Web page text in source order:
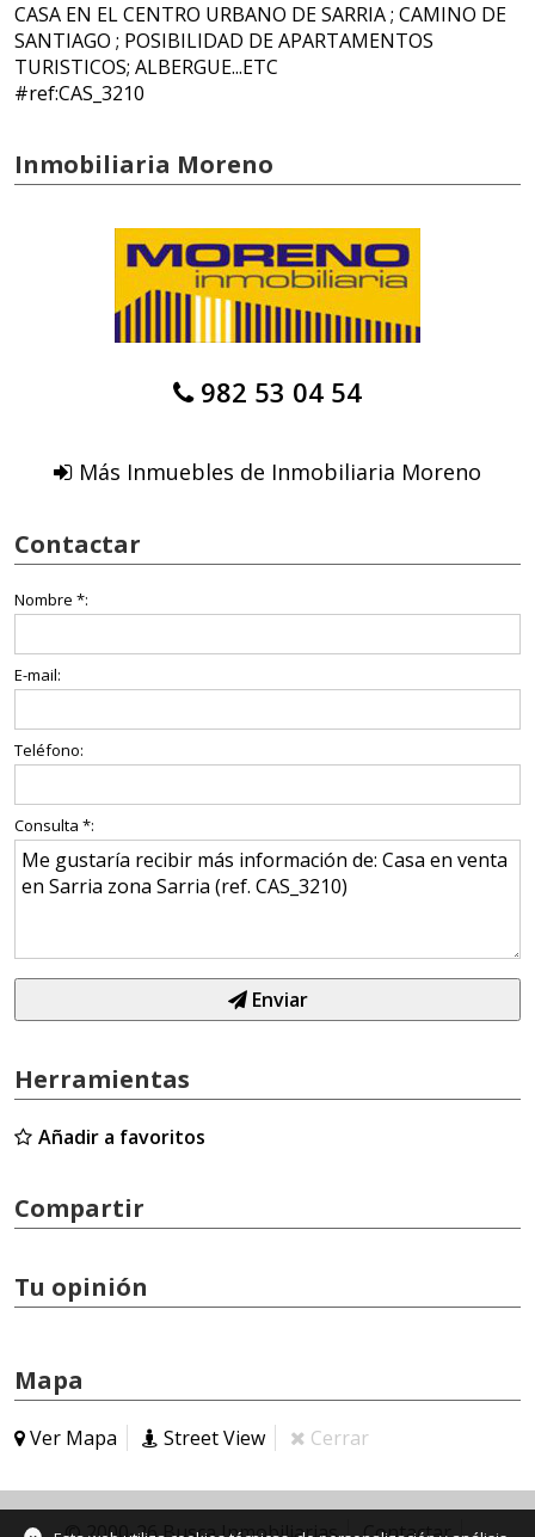
CASA EN EL CENTRO URBANO DE SARRIA ; CAMINO DE
SANTIAGO ; POSIBILIDAD DE APARTAMENTOS
TURISTICOS; ALBERGUE...ETC
#ref:CAS_3210
Inmobiliaria Moreno
982 53 04 54
Más Inmuebles de Inmobiliaria Moreno
Contactar
Nombre *:
E-mail:
Teléfono:
Consulta *:
Enviar
Herramientas
Añadir a favoritos
Compartir
Tu opinión
Mapa
Ver Mapa Street View Cerrar